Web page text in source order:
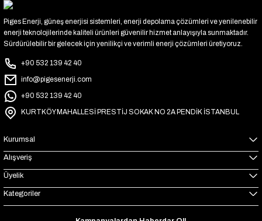
Piges Enerji, güneş enerjisi sistemleri, enerji depolama çözümleri ve yenilenebilir
enerji teknolojilerinde kaliteli ürünleri güvenilir hizmet anlayışıyla sunmaktadır.
Sürdürülebilir bir gelecek için yenilikçi ve verimli enerji çözümleri üretiyoruz.
+90 532 139 42 40
info@pigesenerji.com
+90 532 139 42 40
KURTKÖY MAHALLESİ PRESTİJ SOKAK NO 2A PENDİK İSTANBUL
Kurumsal
Alışveriş
Üyelik
Kategoriler